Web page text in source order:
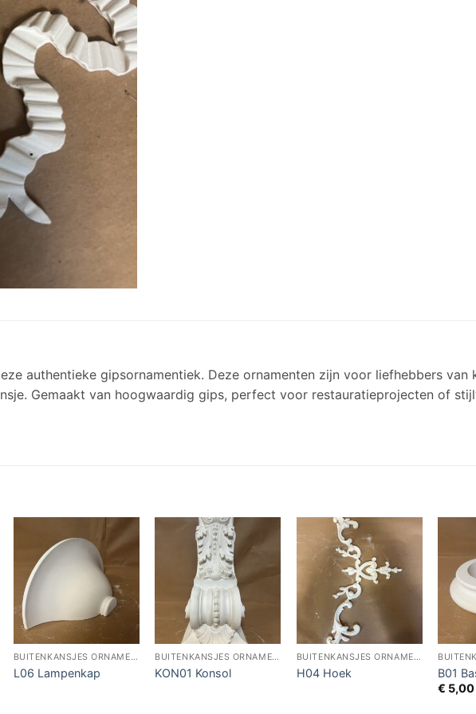
authentieke gipsornamentiek. Deze ornamenten zijn voor liefhebbers van
Gemaakt van hoogwaardig gips, perfect voor restauratieprojecten of
BUITENKANSJES ORNAMENTIEK
L06 Lampenkap
BUITENKANSJES ORNAMENTIEK
KON01 Konsol
BUITENKANSJES ORNAMENTIEK
H04 Hoek
B01
€ 5,00